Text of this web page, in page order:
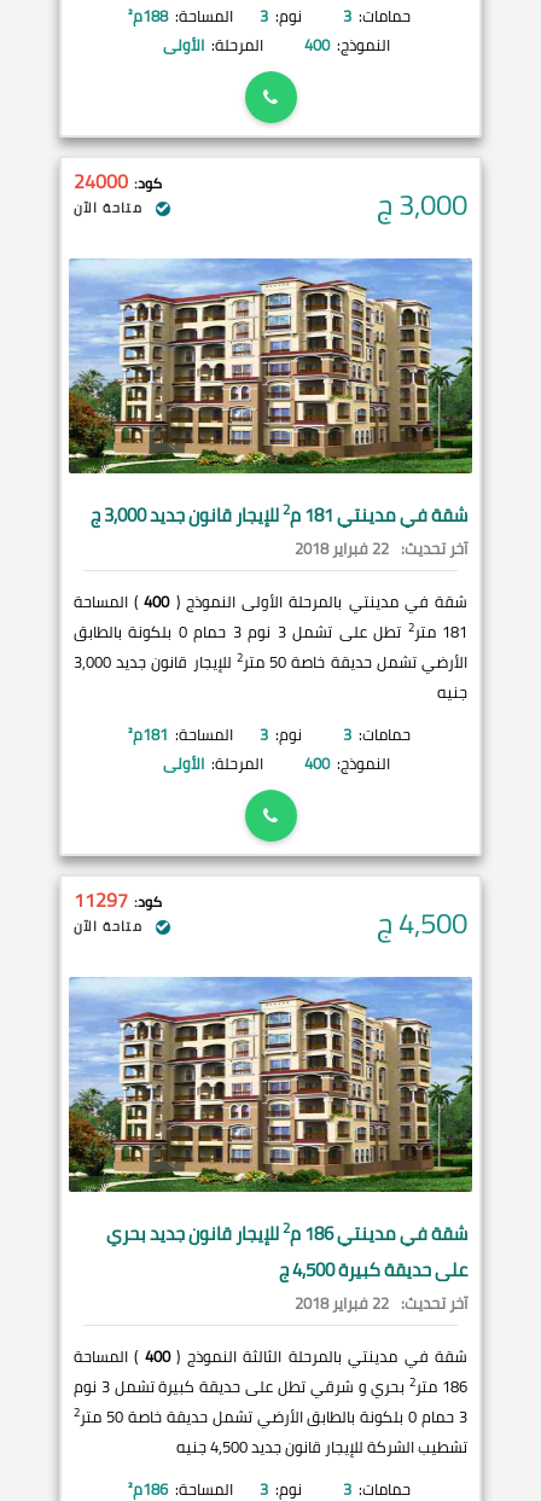
حمامات: 3 نوم: 3 المساحة: 188م²
النموذج: 400 المرحلة: الأولى
3,000ج كود: 24000
متاحة الآن
شقة فيمدينتي 2للإيجار قانون جديد 3,000 ج
آخر تحديث: 22 فبراير 2018
شقة في مدينتي بالمرحلة الأولى النموذج (400) المساحة
181 متر
2
تطل على تشمل 3 نوم 3 حمام 0 بلكونة بالطابق
الأرضي تشمل حديقة خاصة 50 متر
2
للإيجار قانون جديد 3,000
جنيه
حمامات: 3 نوم: 3 المساحة: 181م²
النموذج: 400 المرحلة: الأولى
4,500ج كود: 11297
متاحة الآن
شقة فيمدينتي186 م 2للإيجار قانون جديد بحري
على حديقة كبيرة 4,500 ج
آخر تحديث: 22 فبراير 2018
شقة في مدينتي بالمرحلة الثالثة النموذج (400 ) المساحة
186 متر
2
بحري و شرقي تطل على حديقة كبيرة تشمل 3 نوم
3 حمام 0 بلكونة بالطابق الأرضي تشمل حديقة خاصة 50 متر
2
تشطيب الشركة للإيجار قانون جديد 4,500 جنيه
حمامات: 3 نوم: 3 المساحة: 186م²